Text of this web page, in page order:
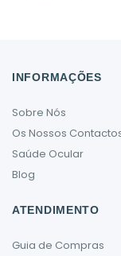
INFORMAÇÕES
Sobre Nós
Os Nossos
Saúde Ocular
Blog
ATENDIMENTO
Guia de Compras